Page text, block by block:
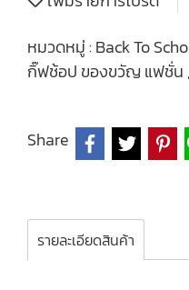
หมวดหมู่ :Back To
กิ๊ฟช้อป ของขวัญ แฟชั่น ,
Share
รายละเอียดสินค้า